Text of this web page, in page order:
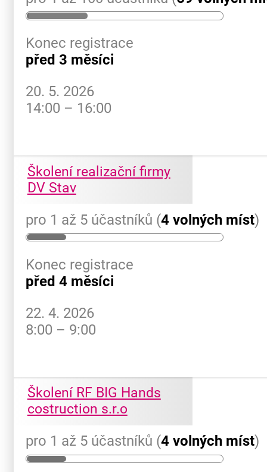
Konec registrace
před 3 měsíci
20. 5. 2026
14:00 – 16:00
Školení realizační firmy
DV Stav
pro 1 až 5 účastníků (4 volných míst)
Konec registrace
před 4 měsíci
22. 4. 2026
8:00 – 9:00
Školení RF BIG Hands
costruction s.r.o
pro 1 až 5 účastníků (4 volných míst)